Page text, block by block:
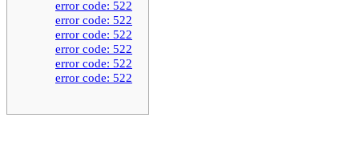
error code: 522
error code: 522
error code: 522
error code: 522
error code: 522
error code: 522